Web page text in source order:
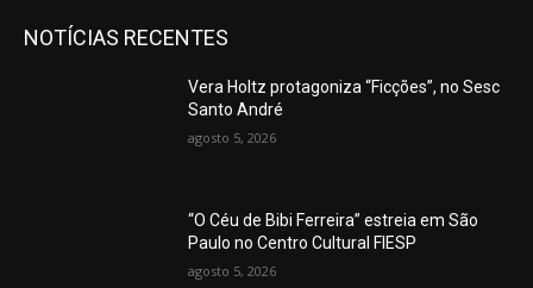
NOTÍCIAS RECENTES
Vera Holtz protagoniza “Ficções”, no Sesc
Santo André
agosto 5, 2026
“O Céu de Bibi Ferreira” estreia em São
Paulo no Centro Cultural FIESP
agosto 5, 2026